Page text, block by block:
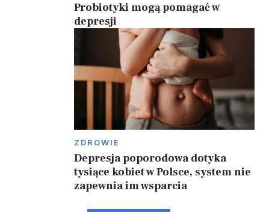
Probiotyki mogą pomagać w
depresji
ZDROWIE
Depresja poporodowa dotyka
tysiące kobiet w Polsce, system nie
zapewnia im wsparcia